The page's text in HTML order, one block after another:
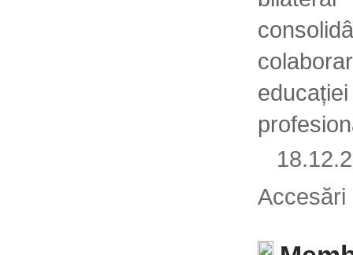
Accesări